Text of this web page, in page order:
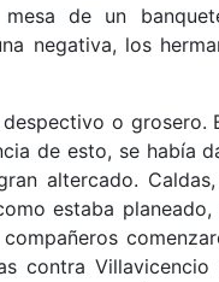
de un
negativa, los
o
de esto, se había
altercado.
estaba
contra